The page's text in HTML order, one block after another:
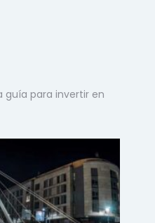
guía para invertir en